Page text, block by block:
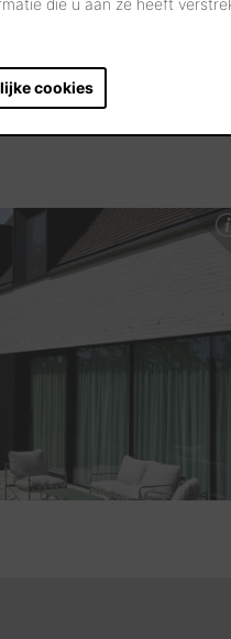
die u aan ze heeft
cookies